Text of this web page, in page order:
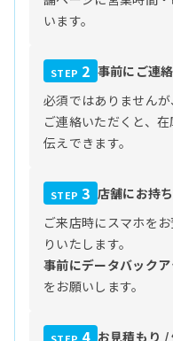
います。
STEP 2 事前にご連
必須ではありません
ご連絡いただくと、
伝えできます。
STEP 3 店舗にお持
ご来店時にスマホを
りいたします。
事前にデータバック
をお願いします。
お見積もり /